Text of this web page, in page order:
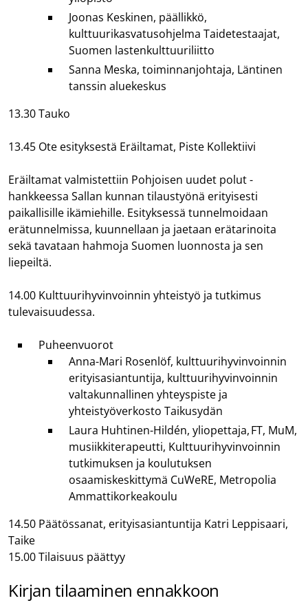
Joonas Keskinen, päällikkö,
kulttuurikasvatusohjelma Taidetestaajat,
Suomen lastenkulttuuriliitto
Sanna Meska, toiminnanjohtaja, Läntinen
tanssin aluekeskus
13.30 Tauko
13.45 Ote esityksestä Eräiltamat, Piste Kollektiivi
Eräiltamat valmistettiin Pohjoisen uudet polut -
hankkeessa Sallan kunnan tilaustyönä erityisesti
paikallisille ikämiehille. Esityksessä tunnelmoidaan
erätunnelmissa, kuunnellaan ja jaetaan erätarinoita
sekä tavataan hahmoja Suomen luonnosta ja sen
liepeiltä.
14.00 Kulttuurihyvinvoinnin yhteistyö ja tutkimus
tulevaisuudessa.
Puheenvuorot
Anna-Mari Rosenlöf, kulttuurihyvinvoinnin
erityisasiantuntija, kulttuurihyvinvoinnin
valtakunnallinen yhteyspiste ja
yhteistyöverkosto Taikusydän
Laura Huhtinen-Hildén, yliopettaja, FT, MuM,
musiikkiterapeutti, Kulttuurihyvinvoinnin
tutkimuksen ja koulutuksen
osaamiskeskittymä CuWeRE, Metropolia
Ammattikorkeakoulu
14.50 Päätössanat, erityisasiantuntija Katri Leppisaari,
Taike
15.00 Tilaisuus päättyy
Kirjan tilaaminen ennakkoon